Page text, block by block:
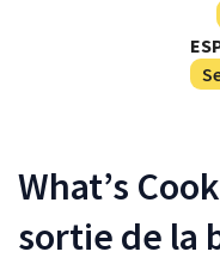
What’s
sortie de la